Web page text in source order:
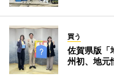
買う
佐賀県版
州初、地元